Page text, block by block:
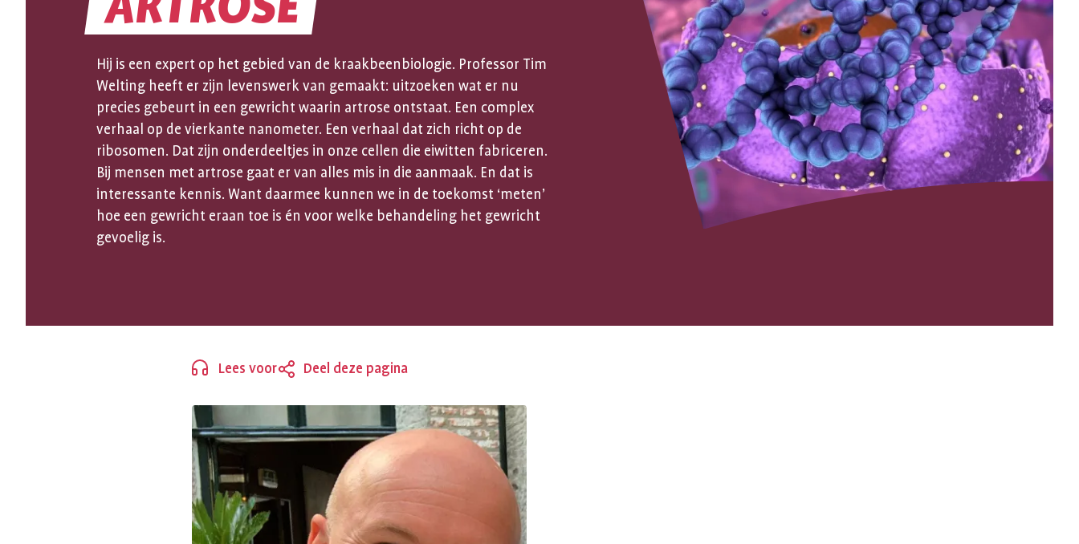
GEBEURT
ER
IN
EEN
GEWRICHT
MET
ARTROSE
Hij is een expert op het gebied van de kraakbeenbiologie. Professor Tim
Welting heeft er zijn levenswerk van gemaakt: uitzoeken wat er nu
precies gebeurt in een gewricht waarin artrose ontstaat. Een complex
verhaal op de vierkante nanometer. Een verhaal dat zich richt op de
ribosomen. Dat zijn onderdeeltjes in onze cellen die eiwitten fabriceren.
Bij mensen met artrose gaat er van alles mis in die aanmaak. En dat is
interessante kennis. Want daarmee kunnen we in de toekomst ‘meten’
hoe een gewricht eraan toe is én voor welke behandeling het gewricht
gevoelig is.
Lees voor Deel deze pagina
Sluiten